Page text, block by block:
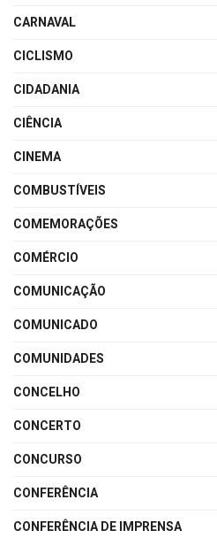
CARNAVAL
CICLISMO
CIDADANIA
CIÊNCIA
CINEMA
COMBUSTÍVEIS
COMEMORAÇÕES
COMÉRCIO
COMUNICAÇÃO
COMUNICADO
COMUNIDADES
CONCELHO
CONCERTO
CONCURSO
CONFERÊNCIA
CONFERÊNCIA DE IMPRENSA